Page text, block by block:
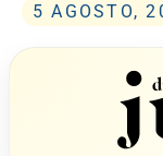
5 AGOSTO,